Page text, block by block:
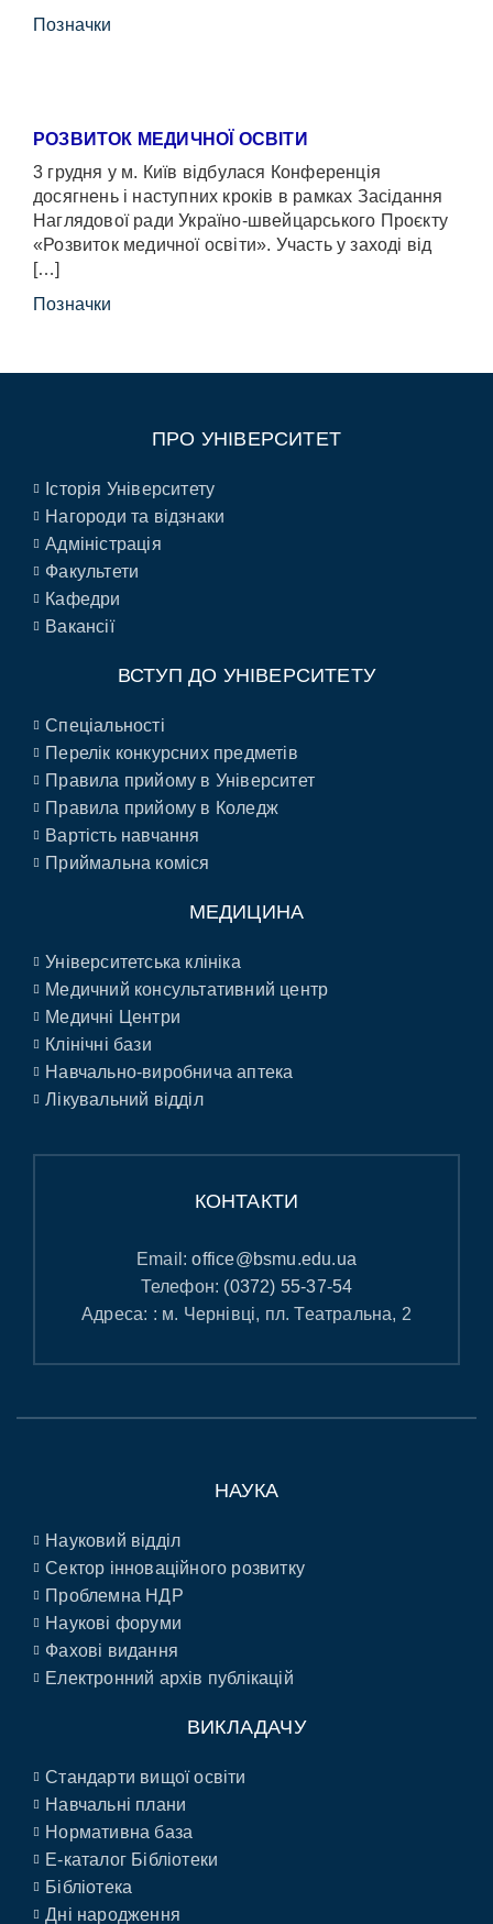
Позначки
РОЗВИТОК МЕДИЧНОЇ ОСВІТИ
3 грудня у м. Київ відбулася Конференція
досягнень і наступних кроків в рамках Засідання
Наглядової ради Україно-швейцарського Проєкту
«Розвиток медичної освіти». Участь у заході від
[…]
Позначки
ПРО УНІВЕРСИТЕТ
Історія Університету
Нагороди та відзнаки
Адміністрація
Факультети
Кафедри
Вакансії
ВСТУП ДО УНІВЕРСИТЕТУ
Спеціальності
Перелік конкурсних предметів
Правила прийому в Університет
Правила прийому в Коледж
Вартість навчання
Приймальна коміся
МЕДИЦИНА
Університетська клініка
Медичний консультативний центр
Медичні Центри
Клінічні бази
Навчально-виробнича аптека
Лікувальний відділ
КОНТАКТИ
Email:office@bsmu.edu.ua
Телефон: (0372) 55-37-54
Адреса: : м. Чернівці, пл. Театральна, 2
НАУКА
Науковий відділ
Сектор інноваційного розвитку
Проблемна НДР
Наукові форуми
Фахові видання
Електронний архів публікацій
ВИКЛАДАЧУ
Стандарти вищої освіти
Навчальні плани
Нормативна база
E-каталог Бібліотеки
Бібліотека
Дні народження